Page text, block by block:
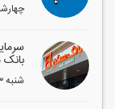
1404/1/27
1404/1/23 شنبه